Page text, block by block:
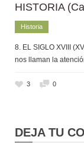
HISTORIA
Historia
8. EL SIGLO XVIII
nos llaman la
3 0
DEJA TU